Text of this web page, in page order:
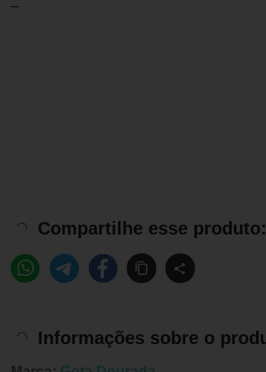
Compartilhe esse produto:
Informações sobre o